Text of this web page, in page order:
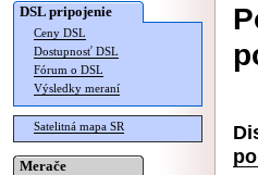
DSL pripojenie
Ceny DSL
Dostupnosť DSL
Fórum o DSL
Výsledky meraní
Satelitná mapa SR
Merače